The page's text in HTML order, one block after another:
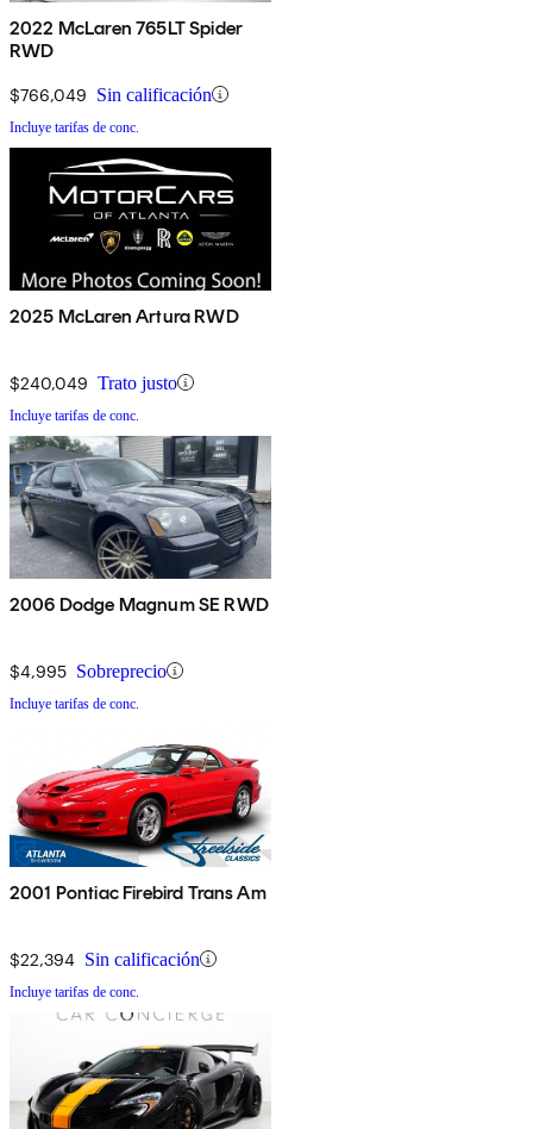
2022 McLaren 765LT Spider
RWD
$766,049 Sin calificación
Incluye tarifas de conc.
2025 McLaren Artura RWD
$240,049 Trato justo
Incluye tarifas de conc.
2006 Dodge Magnum SE RWD
$4,995 Sobreprecio
Incluye tarifas de conc.
2001 Pontiac Firebird Trans Am
$22,394 Sin calificación
Incluye tarifas de conc.